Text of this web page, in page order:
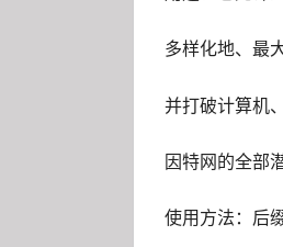
多样化地、最
并打破计算机
因特网的全部
使用方法：后